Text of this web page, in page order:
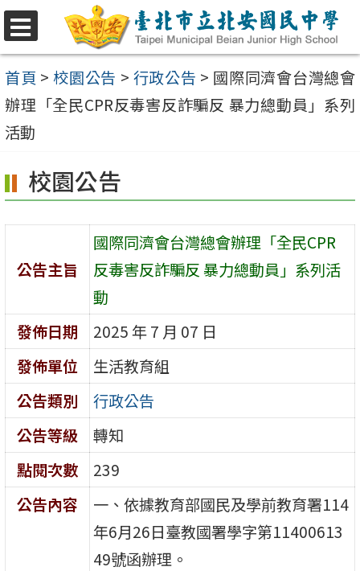
選
單
跳
至
主
要
內
區
首頁 > 校園公告 > 行政公告 > 國際同濟會台灣總會
辦理「全民CPR反毒害反詐騙反 暴力總動員」系列
活動
校園公告
公告主旨
國際同濟會台灣總會辦理「全民CPR
反毒害反詐騙反 暴力總動員」系列活
動
發佈日期
2025 年 7 月 07 日
發佈單位
生活教育組
公告類別
行政公告
公告等級
轉知
點閱次數
239
公告內容
一、依據教育部國民及學前教育署114
年6月26日臺教國署學字第11400613
49號函辦理。